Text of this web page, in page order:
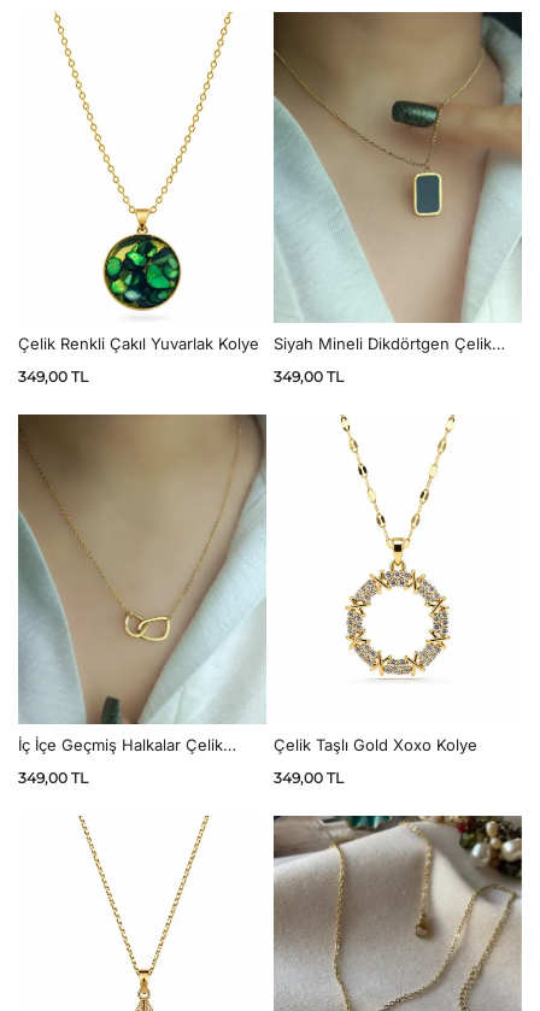
Çelik Renkli Çakıl Yuvarlak Kolye
349,00 TL
Siyah Mineli Dikdörtgen Çelik
349,00 TL
İç İçe Geçmiş Halkalar Çelik
349,00 TL
Çelik Taşlı Gold Xoxo Kolye
349,00 TL